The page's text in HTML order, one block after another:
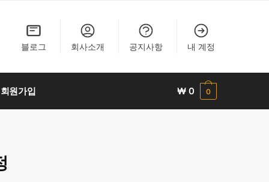
블로그
회사소개 공지사항 내 계정
회원가입 ₩ 0 0